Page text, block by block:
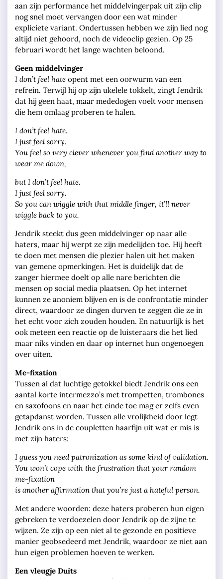
aan zijn performance het middelvingerpak uit zijn clip
nog snel moet vervangen door een wat minder
expliciete variant. Ondertussen hebben we zijn lied nog
altijd niet gehoord, noch de videoclip gezien. Op 25
februari wordt het lange wachten beloond.
Geen middelvinger
I don’t feel hate opent met een oorwurm van een
refrein. Terwijl hij op zijn ukelele tokkelt, zingt Jendrik
dat hij geen haat, maar mededogen voelt voor mensen
die hem omlaag proberen te halen.
I don’t feel hate.
I just feel sorry.
You feel so very clever whenever you find another way to
wear me down,
but I don’t feel hate.
I just feel sorry.
So you can wiggle with that middle finger, it’ll never
wiggle back to you.
Jendrik steekt dus geen middelvinger op naar alle
haters, maar hij werpt ze zijn medelijden toe. Hij heeft
te doen met mensen die plezier halen uit het maken
van gemene opmerkingen. Het is duidelijk dat de
zanger hiermee doelt op alle nare berichten die
mensen op social media plaatsen. Op het internet
kunnen ze anoniem blijven en is de confrontatie minder
direct, waardoor ze dingen durven te zeggen die ze in
het echt voor zich zouden houden. En natuurlijk is het
ook meteen een reactie op de luisteraars die het lied
maar niks vinden en daar op internet hun ongenoegen
over uiten.
Me-fixation
Tussen al dat luchtige getokkel biedt Jendrik ons een
aantal korte intermezzo’s met trompetten, trombones
en saxofoons en naar het einde toe mag er zelfs even
getapdanst worden. Tussen alle vrolijkheid door legt
Jendrik ons in de coupletten haarfijn uit wat er mis is
met zijn haters:
I guess you need patronization as some kind of validation.
You won’t cope with the frustration that your random
me-fixation
is another affirmation that you’re just a hateful person.
Met andere woorden: deze haters proberen hun eigen
gebreken te verdoezelen door Jendrik op de zijne te
wijzen. Ze zijn op een niet al te gezonde en positieve
manier geobsedeerd met Jendrik, waardoor ze niet aan
hun eigen problemen hoeven te werken.
Een vleugje Duits